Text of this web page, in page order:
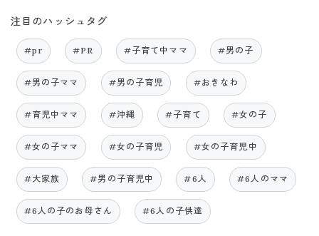
注目のハッシュタグ
#pr #PR #子育て中ママ #男の子
#男の子ママ #男の子育児 #おきなわ
#育児中ママ #沖縄 #子育て #女の子
#女の子ママ #女の子育児 #女の子育児中
#大家族 #男の子育児中 #6人 #6人のママ
#6人の子のお母さん #6人の子供達